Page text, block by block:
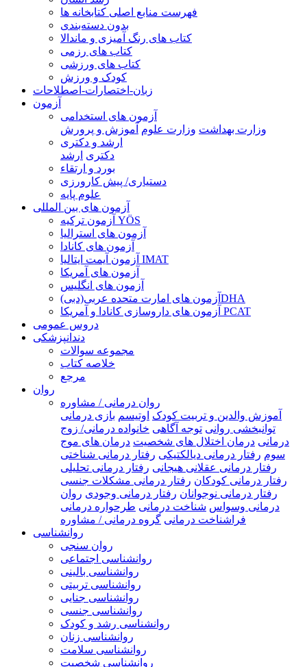
فهرست منابع اصلی کتابخانه ها
بدون دسته‌بندی
کتاب های رنگ آمیزی و ماندالا
کتاب های رزمی
کتاب های ورزشی
کودک و ورزش
زبان-اختصارات-اصطلاحات
آزمون
آزمون های استخدامی
وزارت بهداشت وزارت علوم آموزش و پرورش
ارشد و دکتری
دکتری ارشد
بورد و ارتقاء
دستیاری/ پیش کارورزی
علوم پایه
آزمون های بین المللی
آزمون تركيه YÖS
آزمون های استرالیا
آزمون های کانادا
آزمون آیمت ایتالیا IMAT
آزمون های آمریکا
آزمون های انگلیس
آزمون های امارت متحده عربی(دبی)DHA
آزمون های داروسازی کانادا و آمریکا PCAT
دروس عمومی
دندانپزشکی
مجموعه سوالات
خلاصه کتاب
مرجع
روان
روان درمانی / مشاوره
آموزش والدین و تربیت کودک اوتیسم بازی درمانی
توانبخشی روانی توجه آگاهی خانواده درمانی/ زوج
درمانی درمان اختلال های شخصیت درمان های موج
سوم رفتار درمانی دیالکتیکی رفتار درمانی شناختی
رفتار درمانی عقلانی هیجانی رفتار درمانی تحلیلی
رفتار درمانی کودکان رفتار درمانی مشکلات جنسی
رفتار درمانی نوجوانان رفتار درمانی وجودی روان
درمانی وسواس شناخت درمانی طرحواره درمانی
فراشناخت درمانی گروه درمانی / مشاوره
روانشناسی
روان سنجی
روانشناسی اجتماعی
روانشناسی بالینی
روانشناسی تربیتی
روانشناسی جنایی
روانشناسی جنسی
روانشناسی رشد و کودک
روانشناسی زنان
روانشناسی سلامت
روانشناسی شخصیت